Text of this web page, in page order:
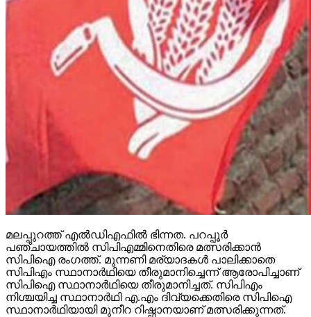
മലപ്പുറത്ത് എല്‍ഡിഎഫില്‍ ഭിന്നത. പറപ്പൂര്‍
പഞ്ചായത്തില്‍ സിപിഎമ്മിനെതിരെ മത്സരിക്കാന്‍
സിപിഐ രംഗത്ത്. മുന്നണി മര്യാദകള്‍ പാലിക്കാതെ
സിപിഎം സ്ഥാനാര്‍ഥിയെ തീരുമാനിച്ചെന്ന് ആരോപിച്ചാണ്
സിപിഐ സ്ഥാനാര്‍ഥിയെ തീരുമാനിച്ചത്. സിപിഎം
നിശ്ചയിച്ച സ്ഥാനാര്‍ഥി എ.എം ദിവ്യക്കെതിരെ സിപിഐ
സ്ഥാനാര്‍ഥിയായി മുനീറ റിഷ്ഫാനയാണ് മത്സരിക്കുന്നത്.